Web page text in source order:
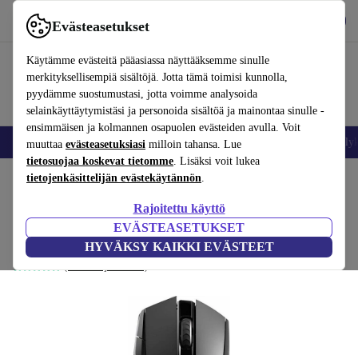
Evästeasetukset
Käytämme evästeitä pääasiassa näyttääksemme sinulle
merkityksellisempiä sisältöjä. Jotta tämä toimisi kunnolla,
pyydämme suostumustasi, jotta voimme analysoida
selainkäyttäytymistäsi ja personoida sisältöä ja mainontaa sinulle -
ensimmäisen ja kolmannen osapuolen evästeiden avulla. Voit
muuttaa evästeasetuksiasi milloin tahansa. Lue
tietosuojaa koskevat tietomme. Lisäksi voit lukea
tietojenkäsittelijän evästekäytännön.
Rajoitettu käyttö
EVÄSTEASETUKSET
HYVÄKSY KAIKKI EVÄSTEET
Käytä refurbed-palvelua nopeasti ja helposti
Matkapuhelimet ja älypuhelimet Kannettavat tietokoneet
Koti Tuotteet Tarvikkeet Tietokonetarvikkeet
Rapoo VPRO Gaming VT350
Musta